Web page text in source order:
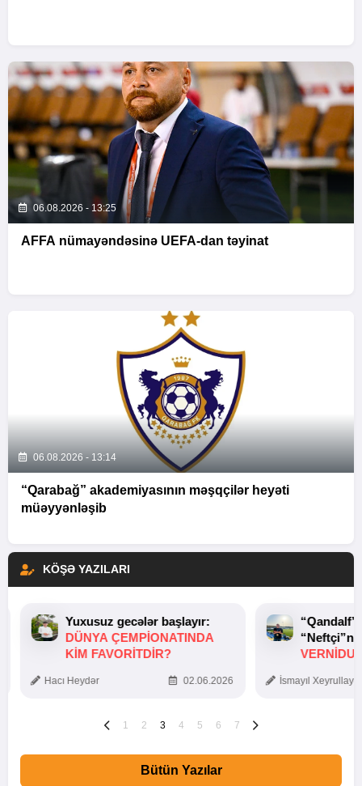
06.08.2026 - 13:25
AFFA nümayəndəsinə UEFA-dan təyinat
06.08.2026 - 13:14
“Qarabağ” akademiyasının məşqçilər heyəti
müəyyənləşib
KÖŞƏ YAZILARI
Yuxusuz gecələr başlayır:
DÜNYA ÇEMPIONATINDA
KIM FAVORITDIR?
Hacı Heydər 02.06.2026 İsmayıl
1 2 3 4 5 6 7
Bütün Yazılar